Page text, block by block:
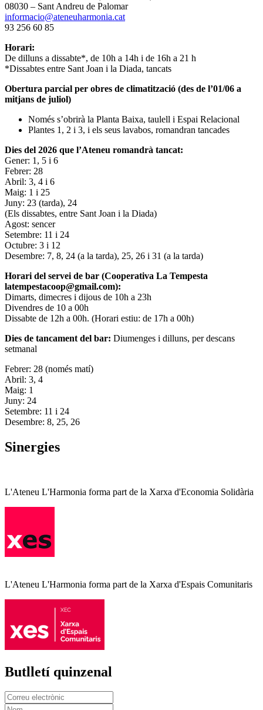
08030 – Sant Andreu de Palomar
informacio@ateneuharmonia.cat
93 256 60 85
Horari:
De dilluns a dissabte*, de 10h a 14h i de 16h a 21 h
*Dissabtes entre Sant Joan i la Diada, tancats
Obertura parcial per obres de climatització (des de l’01/06 a
mitjans de juliol)
Només s’obrirà la Planta Baixa, taulell i Espai Relacional
Plantes 1, 2 i 3, i els seus lavabos, romandran tancades
Dies del 2026 que l’Ateneu romandrà tancat:
Gener: 1, 5 i 6
Febrer: 28
Abril: 3, 4 i 6
Maig: 1 i 25
Juny: 23 (tarda), 24
(Els dissabtes, entre Sant Joan i la Diada)
Agost: sencer
Setembre: 11 i 24
Octubre: 3 i 12
Desembre: 7, 8, 24 (a la tarda), 25, 26 i 31 (a la tarda)
Horari del servei de bar (Cooperativa La Tempesta
latempestacoop@gmail.com):
Dimarts, dimecres i dijous de 10h a 23h
Divendres de 10 a 00h
Dissabte de 12h a 00h. (Horari estiu: de 17h a 00h)
Dies de tancament del bar: Diumenges i dilluns, per descans
setmanal
Febrer: 28 (només matí)
Abril: 3, 4
Maig: 1
Juny: 24
Setembre: 11 i 24
Desembre: 8, 25, 26
Sinergies
L'Ateneu L'Harmonia forma part de la Xarxa d'Economia Solidària
L'Ateneu L'Harmonia forma part de la Xarxa d'Espais Comunitaris
Butlletí quinzenal